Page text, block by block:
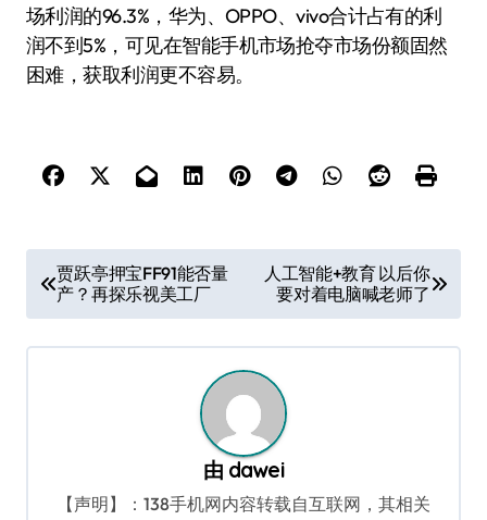
场利润的96.3%，华为、OPPO、vivo合计占有的利
润不到5%，可见在智能手机市场抢夺市场份额固然
困难，获取利润更不容易。
章
导
贾跃亭押宝FF91能否量
产？再探乐视美工厂
人工智能+教育 以后你
要对着电脑喊老师了
由 dawei
【声明】：138手机网内容转载自互联网，其相关